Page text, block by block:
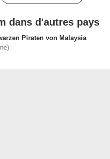
dans d'autres pays
Piraten von Malaysia